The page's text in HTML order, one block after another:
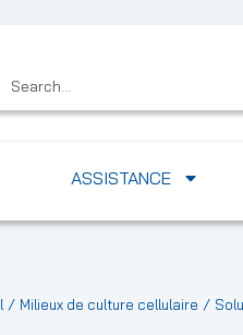
ASSISTANCE
/ Milieux de culture cellulaire /